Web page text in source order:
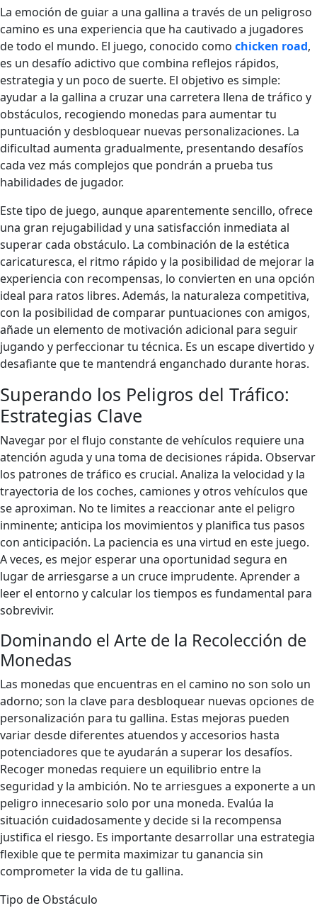
La emoción de guiar a una gallina a través de un peligroso
camino es una experiencia que ha cautivado a jugadores
de todo el mundo. El juego, conocido como chicken road,
es un desafío adictivo que combina reflejos rápidos,
estrategia y un poco de suerte. El objetivo es simple:
ayudar a la gallina a cruzar una carretera llena de tráfico y
obstáculos, recogiendo monedas para aumentar tu
puntuación y desbloquear nuevas personalizaciones. La
dificultad aumenta gradualmente, presentando desafíos
cada vez más complejos que pondrán a prueba tus
habilidades de jugador.
Este tipo de juego, aunque aparentemente sencillo, ofrece
una gran rejugabilidad y una satisfacción inmediata al
superar cada obstáculo. La combinación de la estética
caricaturesca, el ritmo rápido y la posibilidad de mejorar la
experiencia con recompensas, lo convierten en una opción
ideal para ratos libres. Además, la naturaleza competitiva,
con la posibilidad de comparar puntuaciones con amigos,
añade un elemento de motivación adicional para seguir
jugando y perfeccionar tu técnica. Es un escape divertido y
desafiante que te mantendrá enganchado durante horas.
Superando los Peligros del Tráfico:
Estrategias Clave
Navegar por el flujo constante de vehículos requiere una
atención aguda y una toma de decisiones rápida. Observar
los patrones de tráfico es crucial. Analiza la velocidad y la
trayectoria de los coches, camiones y otros vehículos que
se aproximan. No te limites a reaccionar ante el peligro
inminente; anticipa los movimientos y planifica tus pasos
con anticipación. La paciencia es una virtud en este juego.
A veces, es mejor esperar una oportunidad segura en
lugar de arriesgarse a un cruce imprudente. Aprender a
leer el entorno y calcular los tiempos es fundamental para
sobrevivir.
Dominando el Arte de la Recolección de
Monedas
Las monedas que encuentras en el camino no son solo un
adorno; son la clave para desbloquear nuevas opciones de
personalización para tu gallina. Estas mejoras pueden
variar desde diferentes atuendos y accesorios hasta
potenciadores que te ayudarán a superar los desafíos.
Recoger monedas requiere un equilibrio entre la
seguridad y la ambición. No te arriesgues a exponerte a un
peligro innecesario solo por una moneda. Evalúa la
situación cuidadosamente y decide si la recompensa
justifica el riesgo. Es importante desarrollar una estrategia
flexible que te permita maximizar tu ganancia sin
comprometer la vida de tu gallina.
Tipo de Obstáculo